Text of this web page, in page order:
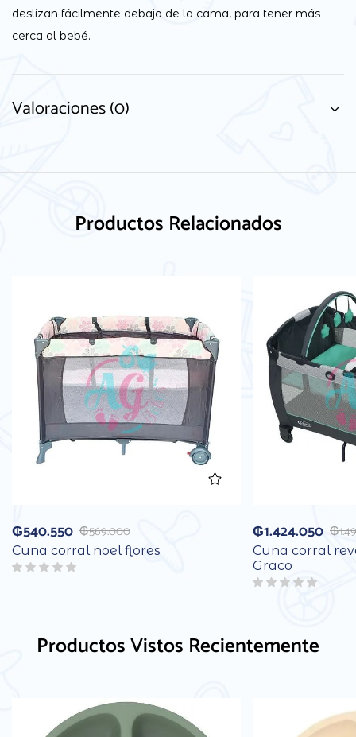
deslizan fácilmente debajo de la cama, para tener más
cerca al bebé.
Valoraciones (0)
Productos Relacionados
₲569.000
₲540.550
Cuna corral noel flores
₲
₲1.424.050
Cuna corral
Graco
Productos Vistos Recientemente